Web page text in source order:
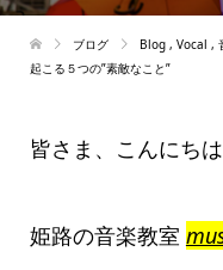
ブログ Blog , Vocal ,
起こる５つの”素敵なこと”
皆さま、こんにちは
姫路の音楽教室